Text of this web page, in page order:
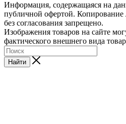
Информация, содержащаяся на
публичной офертой. Копирование
без согласования запрещено.
Изображения товаров на сайте
фактического внешнего вида
Найти